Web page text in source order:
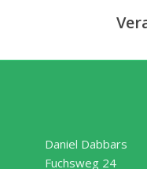
Daniel Dabbars
Fuchsweg 24